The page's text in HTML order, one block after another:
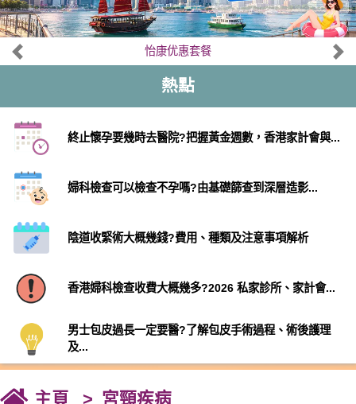
怡康优惠套餐
熱點
終止懷孕要幾時去醫院?把握黃金週數，香港家計會與...
婦科檢查可以檢查不孕嗎?由基礎篩查到深層造影...
陰道收緊術大概幾錢?費用、種類及注意事項解析
香港婦科檢查收費大概幾多?2026 私家診所、家計會...
男士包皮過長一定要醫?了解包皮手術過程、術後護理
及...
主頁 宮頸疾病